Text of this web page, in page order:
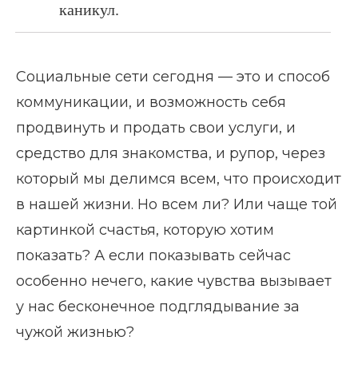
каникул.
Социальные сети сегодня — это и способ
коммуникации, и возможность себя
продвинуть и продать свои услуги, и
средство для знакомства, и рупор, через
который мы делимся всем, что происходит
в нашей жизни. Но всем ли? Или чаще той
картинкой счастья, которую хотим
показать? А если показывать сейчас
особенно нечего, какие чувства вызывает
у нас бесконечное подглядывание за
чужой жизнью?